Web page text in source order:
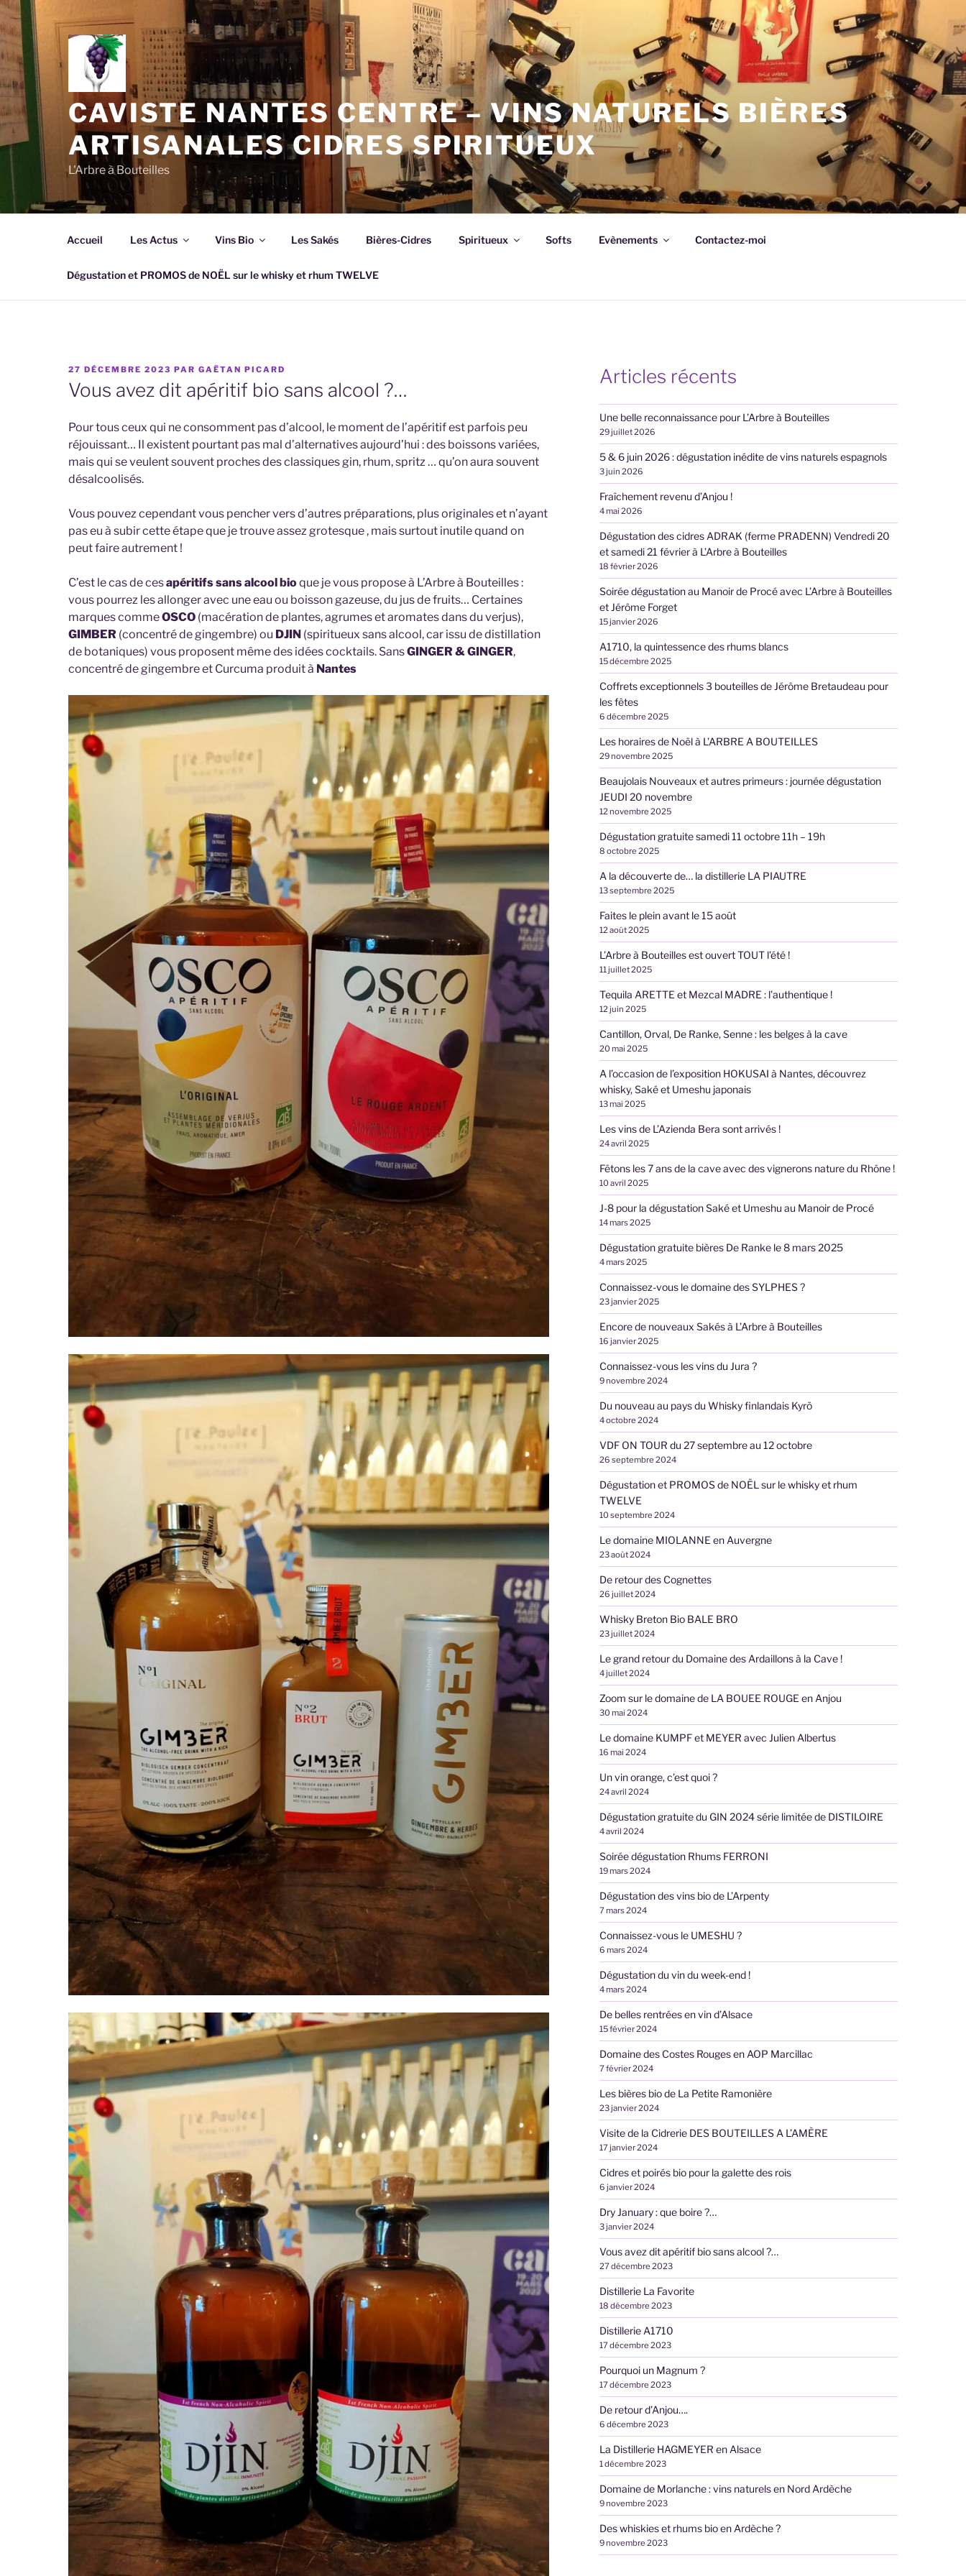
Aller
au
contenu
principal
CAVISTE NANTES CENTRE – VINS NATURELS BIÈRES
ARTISANALES CIDRES SPIRITUEUX
L'Arbre à Bouteilles
Accueil Les Actus Vins Bio Les Sakés Bières-Cidres Spiritueux Softs Evènements Contactez-moi
Dégustation et PROMOS de NOËL sur le whisky et rhum TWELVE
PUBLIÉ
LE
27 DÉCEMBRE 2023 PAR GAËTAN PICARD
Vous avez dit apéritif bio sans alcool ?…
Pour tous ceux qui ne consomment pas d’alcool, le moment de l’apéritif est parfois peu
réjouissant… Il existent pourtant pas mal d’alternatives aujourd’hui : des boissons variées,
mais qui se veulent souvent proches des classiques gin, rhum, spritz … qu’on aura souvent
désalcoolisés.
Vous pouvez cependant vous pencher vers d’autres préparations, plus originales et n’ayant
pas eu à subir cette étape que je trouve assez grotesque , mais surtout inutile quand on
peut faire autrement !
C’est le cas de cesapéritifs sans alcool bioque je vous propose à L’Arbre à Bouteilles :
vous pourrez les allonger avec une eau ou boisson gazeuse, du jus de fruits… Certaines
marques commeOSCO (macération de plantes, agrumes et aromates dans du verjus),
GIMBER (concentré de gingembre) ou DJIN (spiritueux sans alcool, car issu de distillation
de botaniques) vous proposent même des idées cocktails. SansGINGER & GINGER,
concentré de gingembre et Curcuma produit à Nantes
Articles récents
Une belle reconnaissance pour L’Arbre à Bouteilles
29 juillet 2026
5 & 6 juin 2026 : dégustation inédite de vins naturels espagnols
3 juin 2026
Fraîchement revenu d’Anjou !
4 mai 2026
Dégustation des cidres ADRAK (ferme PRADENN) Vendredi 20
et samedi 21 février à L’Arbre à Bouteilles
18 février 2026
Soirée dégustation au Manoir de Procé avec L’Arbre à Bouteilles
et Jérôme Forget
15 janvier 2026
A1710, la quintessence des rhums blancs
15 décembre 2025
Coffrets exceptionnels 3 bouteilles de Jérôme Bretaudeau pour
les fêtes
6 décembre 2025
Les horaires de Noël à L’ARBRE A BOUTEILLES
29 novembre 2025
Beaujolais Nouveaux et autres primeurs : journée dégustation
JEUDI 20 novembre
12 novembre 2025
Dégustation gratuite samedi 11 octobre 11h – 19h
8 octobre 2025
A la découverte de… la distillerie LA PIAUTRE
13 septembre 2025
Faites le plein avant le 15 août
12 août 2025
L’Arbre à Bouteilles est ouvert TOUT l’été !
11 juillet 2025
Tequila ARETTE et Mezcal MADRE : l’authentique !
12 juin 2025
Cantillon, Orval, De Ranke, Senne : les belges à la cave
20 mai 2025
A l’occasion de l’exposition HOKUSAI à Nantes, découvrez
whisky, Saké et Umeshu japonais
13 mai 2025
Les vins de L’Azienda Bera sont arrivés !
24 avril 2025
Fêtons les 7 ans de la cave avec des vignerons nature du Rhône !
10 avril 2025
J-8 pour la dégustation Saké et Umeshu au Manoir de Procé
14 mars 2025
Dégustation gratuite bières De Ranke le 8 mars 2025
4 mars 2025
Connaissez-vous le domaine des SYLPHES ?
23 janvier 2025
Encore de nouveaux Sakés à L’Arbre à Bouteilles
16 janvier 2025
Connaissez-vous les vins du Jura ?
9 novembre 2024
Du nouveau au pays du Whisky finlandais Kyrö
4 octobre 2024
VDF ON TOUR du 27 septembre au 12 octobre
26 septembre 2024
Dégustation et PROMOS de NOËL sur le whisky et rhum
TWELVE
10 septembre 2024
Le domaine MIOLANNE en Auvergne
23 août 2024
De retour des Cognettes
26 juillet 2024
Whisky Breton Bio BALE BRO
23 juillet 2024
Le grand retour du Domaine des Ardaillons à la Cave !
4 juillet 2024
Zoom sur le domaine de LA BOUEE ROUGE en Anjou
30 mai 2024
Le domaine KUMPF et MEYER avec Julien Albertus
16 mai 2024
Un vin orange, c’est quoi ?
24 avril 2024
Dégustation gratuite du GIN 2024 série limitée de DISTILOIRE
4 avril 2024
Soirée dégustation Rhums FERRONI
19 mars 2024
Dégustation des vins bio de L’Arpenty
7 mars 2024
Connaissez-vous le UMESHU ?
6 mars 2024
Dégustation du vin du week-end !
4 mars 2024
De belles rentrées en vin d’Alsace
15 février 2024
Domaine des Costes Rouges en AOP Marcillac
7 février 2024
Les bières bio de La Petite Ramonière
23 janvier 2024
Visite de la Cidrerie DES BOUTEILLES A L’AMÈRE
17 janvier 2024
Cidres et poirés bio pour la galette des rois
6 janvier 2024
Dry January : que boire ?…
3 janvier 2024
Vous avez dit apéritif bio sans alcool ?…
27 décembre 2023
Distillerie La Favorite
18 décembre 2023
Distillerie A1710
17 décembre 2023
Pourquoi un Magnum ?
17 décembre 2023
De retour d’Anjou….
6 décembre 2023
La Distillerie HAGMEYER en Alsace
1 décembre 2023
Domaine de Morlanche : vins naturels en Nord Ardèche
9 novembre 2023
Des whiskies et rhums bio en Ardèche ?
9 novembre 2023